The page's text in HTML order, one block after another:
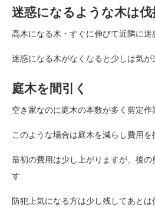
迷惑になるような木は伐
高木になる木・すぐに伸びて近隣に
迷惑になる木がなくなると少しは気
庭木を間引く
空き家なのに庭木の本数が多く剪定
このような場合は庭木を減らし費用
最初の費用は少し上がりますが、後
す
防犯上気になる方は少し残してあと